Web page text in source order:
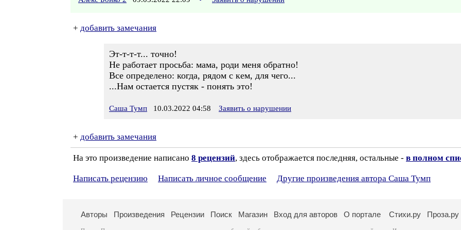
+ добавить замечания
Эт-т-т-т... точно!
Не работает просьба: мама, роди меня обратно!
Все определено: когда, рядом с кем, для чего...
...Нам остается пустяк - понять это!
Саша Тумп 10.03.2022 04:58 Заявить о нарушении
+ добавить замечания
На это произведение написано 8 рецензий, здесь отображается последняя, остальные - в полном
Написать рецензию Написать личное сообщение Другие произведения автора Саша Тумп
Авторы Произведения Рецензии Поиск Магазин Вход для авторов О портале Стихи.ру Проза.ру